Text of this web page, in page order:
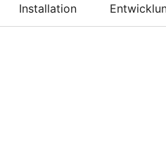
Installation